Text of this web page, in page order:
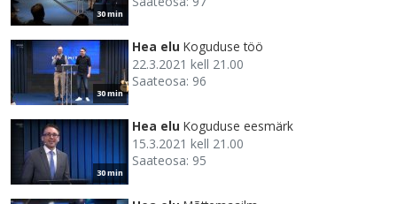
30 min
30 min
Hea elu Koguduse töö
22.3.2021 kell 21.00
Saateosa: 96
30 min
Hea elu Koguduse eesmärk
15.3.2021 kell 21.00
Saateosa: 95